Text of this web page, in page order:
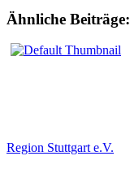
Ähnliche Beiträge:
Region Stuttgart e.V.